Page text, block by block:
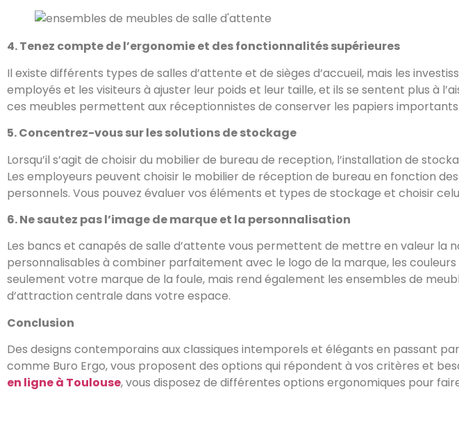
4. Tenez compte de l’ergonomie et des fonctionnalités supérieures
Il existe différents types de salles d’attente et de sièges d’accueil, mais les
employés et les visiteurs à ajuster leur poids et leur taille, et ils se sentent plus à
ces meubles permettent aux réceptionnistes de conserver les papiers
5. Concentrez-vous sur les solutions de stockage
Lorsqu’il s’agit de choisir du mobilier de bureau de reception, l’installation de
Les employeurs peuvent choisir le mobilier de réception de bureau en fonction
personnels. Vous pouvez évaluer vos éléments et types de stockage et choisir
6. Ne sautez pas l’image de marque et la personnalisation
Les bancs et canapés de salle d’attente vous permettent de mettre en valeur la
personnalisables à combiner parfaitement avec le logo de la marque, les
seulement votre marque de la foule, mais rend également les ensembles de
d’attraction centrale dans votre espace.
Conclusion
Des designs contemporains aux classiques intemporels et élégants en passant
comme Buro Ergo, vous proposent des options qui répondent à vos critères et
en ligne à Toulouse, vous disposez de différentes options ergonomiques pour